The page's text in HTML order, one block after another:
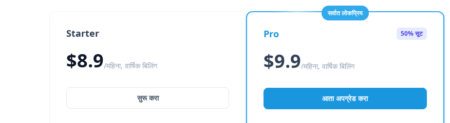
Starter
$8.9/महिना, वार्षिक बिलिंग
सुरू करा
सर्वात लोकप्रिय
Pro 50% सूट
$9.9/महिना, वार्षिक बिलिंग
आता अपग्रेड करा